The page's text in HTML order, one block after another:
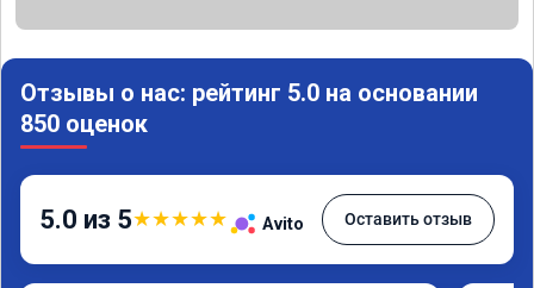
Отзывы о нас: рейтинг 5.0 на основании
850 оценок
5.0 из 5★★★★★ Avito Оставить отзыв